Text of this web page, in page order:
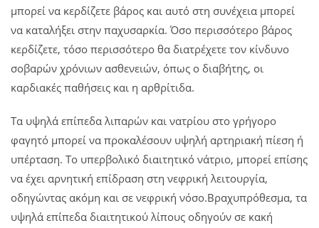
μπορεί να κερδίζετε βάρος και αυτό στη συνέχεια μπορεί
να καταλήξει στην παχυσαρκία. Όσο περισσότερο βάρος
κερδίζετε, τόσο περισσότερο θα διατρέχετε τον κίνδυνο
σοβαρών χρόνιων ασθενειών, όπως ο διαβήτης, οι
καρδιακές παθήσεις και η αρθρίτιδα.
Τα υψηλά επίπεδα λιπαρών και νατρίου στο γρήγορο
φαγητό μπορεί να προκαλέσουν υψηλή αρτηριακή πίεση ή
υπέρταση. Το υπερβολικό διαιτητικό νάτριο, μπορεί επίσης
να έχει αρνητική επίδραση στη νεφρική λειτουργία,
οδηγώντας ακόμη και σε νεφρική νόσο.Βραχυπρόθεσμα, τα
υψηλά επίπεδα διαιτητικού λίπους οδηγούν σε κακή